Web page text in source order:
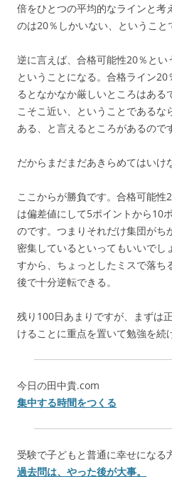
倍をひとつの平均的なラインと考
のは20％しかいない、ということ
逆に言えば、合格可能性20％とい
ということになる。合格ライン
るとなかなか厳しいところはある
こそこ近い、ということであるな
ある、と言えるところがあるので
だからまだまだあきらめてはいけ
ここからが勝負です。合格可能性
は偏差値にして5ポイントから10
のです。つまりそれだけ集団がち
密集しているといってもいいでし
すから、ちょっとしたミスで落ち
後で十分逆転できる。
残り100日あまりですが、まずは
けることに重点を置いて勉強を続
今日の田中貴.com
集中する時間をつくる
受験で子どもと普通に幸せになる
過去問は、やった後が大事。